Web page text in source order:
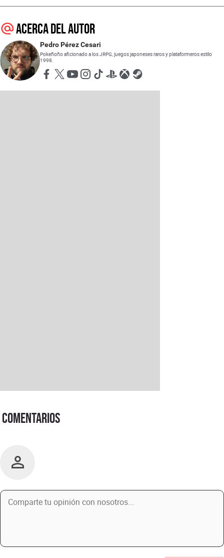
Acerca del autor
Pedro Pérez Cesari
Pokeñoño aficionado a los JRPG, juegos japoneses raros y plataformeros estilo
1998.
Opens in new window
Opens in new window
Opens in new window
Opens in new window
Opens in new window
Opens in new window
Opens in new window
Opens in new window
Comentarios